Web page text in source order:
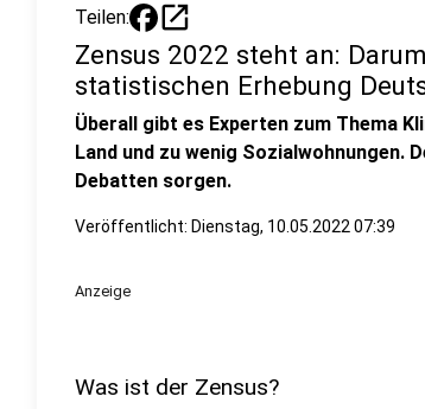
Teilen: open_in_new
Zensus 2022 steht an:
statistischen Erhebung
Überall gibt es Experten zum Thema
Land und zu wenig Sozialwohnungen.
Debatten sorgen.
Veröffentlicht: Dienstag, 10.05.2022 07:39
Anzeige
Was ist der Zensus?